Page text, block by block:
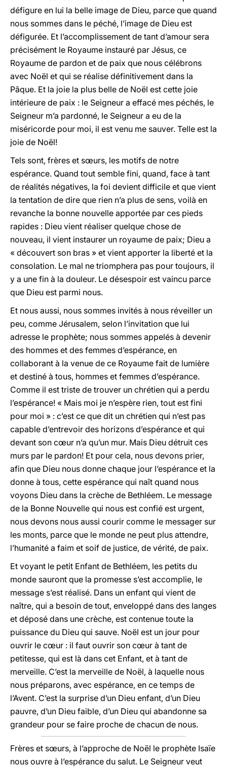
défigure en lui la belle image de Dieu, parce que quand
nous sommes dans le péché, l’image de Dieu est
défigurée. Et l’accomplissement de tant d’amour sera
précisément le Royaume instauré par Jésus, ce
Royaume de pardon et de paix que nous célébrons
avec Noël et qui se réalise définitivement dans la
Pâque. Et la joie la plus belle de Noël est cette joie
intérieure de paix : le Seigneur a effacé mes péchés, le
Seigneur m’a pardonné, le Seigneur a eu de la
miséricorde pour moi, il est venu me sauver. Telle est la
joie de Noël!
Tels sont, frères et sœurs, les motifs de notre
espérance. Quand tout semble fini, quand, face à tant
de réalités négatives, la foi devient difficile et que vient
la tentation de dire que rien n’a plus de sens, voilà en
revanche la bonne nouvelle apportée par ces pieds
rapides : Dieu vient réaliser quelque chose de
nouveau, il vient instaurer un royaume de paix; Dieu a
« découvert son bras » et vient apporter la liberté et la
consolation. Le mal ne triomphera pas pour toujours, il
y a une fin à la douleur. Le désespoir est vaincu parce
que Dieu est parmi nous.
Et nous aussi, nous sommes invités à nous réveiller un
peu, comme Jérusalem, selon l’invitation que lui
adresse le prophète; nous sommes appelés à devenir
des hommes et des femmes d’espérance, en
collaborant à la venue de ce Royaume fait de lumière
et destiné à tous, hommes et femmes d’espérance.
Comme il est triste de trouver un chrétien qui a perdu
l’espérance! « Mais moi je n’espère rien, tout est fini
pour moi » : c’est ce que dit un chrétien qui n’est pas
capable d’entrevoir des horizons d’espérance et qui
devant son cœur n’a qu’un mur. Mais Dieu détruit ces
murs par le pardon! Et pour cela, nous devons prier,
afin que Dieu nous donne chaque jour l’espérance et la
donne à tous, cette espérance qui naît quand nous
voyons Dieu dans la crèche de Bethléem. Le message
de la Bonne Nouvelle qui nous est confié est urgent,
nous devons nous aussi courir comme le messager sur
les monts, parce que le monde ne peut plus attendre,
l’humanité a faim et soif de justice, de vérité, de paix.
Et voyant le petit Enfant de Bethléem, les petits du
monde sauront que la promesse s’est accomplie, le
message s’est réalisé. Dans un enfant qui vient de
naître, qui a besoin de tout, enveloppé dans des langes
et déposé dans une crèche, est contenue toute la
puissance du Dieu qui sauve. Noël est un jour pour
ouvrir le cœur : il faut ouvrir son cœur à tant de
petitesse, qui est là dans cet Enfant, et à tant de
merveille. C’est la merveille de Noël, à laquelle nous
nous préparons, avec espérance, en ce temps de
l’Avent. C’est la surprise d’un Dieu enfant, d’un Dieu
pauvre, d’un Dieu faible, d’un Dieu qui abandonne sa
grandeur pour se faire proche de chacun de nous.
Frères et sœurs, à l’approche de Noël le prophète Isaïe
nous ouvre à l’espérance du salut. Le Seigneur veut